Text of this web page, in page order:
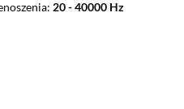
20 - 40000 Hz